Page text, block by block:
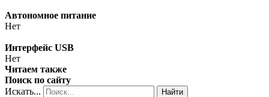
Автономное питание
Нет
Интерфейс USB
Нет
Читаем также
Поиск по сайту
Искать...
Найти